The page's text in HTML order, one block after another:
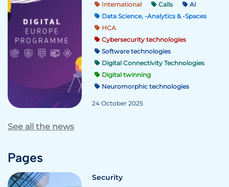
International Calls
AI
Data Science, -Analytics & -Spaces
HCA
Cybersecurity technologies
Software technologies
Digital Connectivity Technologies
Digital twinning
Neuromorphic technologies
24 October 2025
See all the news
Pages
Security